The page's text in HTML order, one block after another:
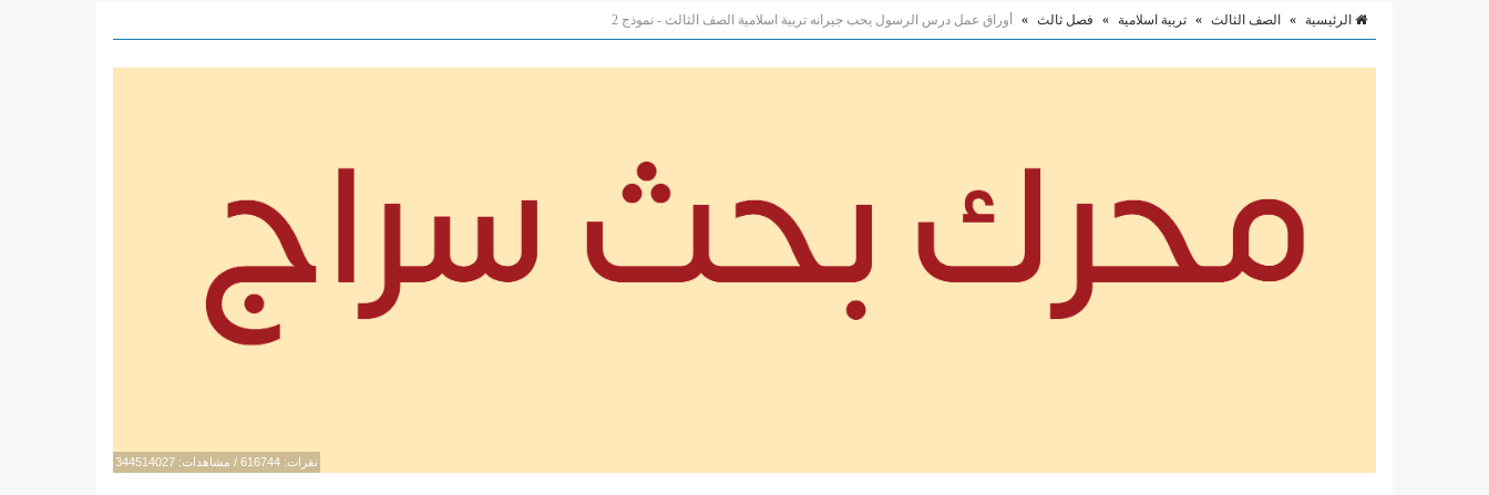
الرئيسية » الصف الثالث » تربية اسلامية » فصل ثالث » أوراق عمل درس الرسول يحب جيرانه تربية اسلامية الصف الثالث - نموذج 2
نقرات: 616744 / مشاهدات: 344514027